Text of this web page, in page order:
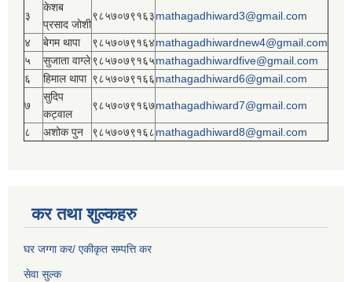
३
केशब
प्रसाद जोशी
९८५७०७९१६३mathagadhiward3@gmail.com
४ बेगम थापा ९८५७०७९१६४mathagadhiwardnew4@gmail.com
५
सुजाता वाग्ले९८५७०७९१६५mathagadhiwardfive@gmail.com
६
हिमाल थापा ९८५७०७९१६६mathagadhiward6@gmail.com
७
सुदिप
कट्वाल
९८५७०७९१६७mathagadhiward7@gmail.com
८ अशोक पुन ९८५७०७९१६८mathagadhiward8@gmail.com
कर तथा शुल्कहरु
घर जग्गा कर/ एकीकृत सम्पत्ति कर
सेवा सुल्क